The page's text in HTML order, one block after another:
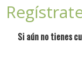
Si aún no tienes